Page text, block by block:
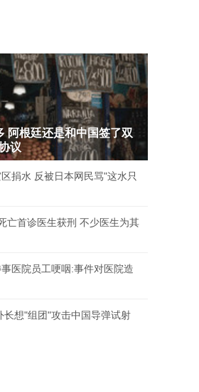
阿根廷还是和中国签了双
议
捐水 反被日本网民骂"这水只
亡首诊医生获刑 不少医生为其
医院员工哽咽:事件对医院造
长想"组团"攻击中国导弹试射